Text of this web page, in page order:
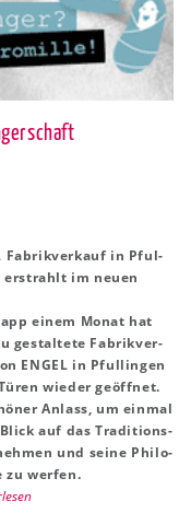
Fa­brik­ver­kauf in Pful­
er­strahlt im neuen
einem Monat hat
ge­stal­te­te Fa­brik­ver­
ENGEL in Pful­lin­gen
wie­der ge­öff­net.
An­lass, um ein­mal
auf das Tra­di­ti­ons­
und seine Phi­lo­
zu wer­fen.